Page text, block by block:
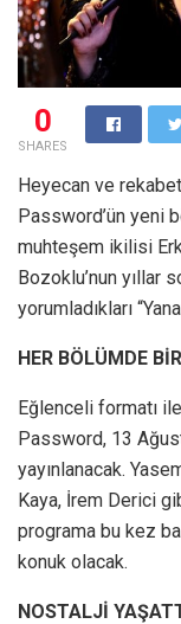
0
SHARES
Heyecan ve
Password’ün yeni
muhteşem ikilisi
Bozoklu’nun yıllar
yorumladıkları
HER BÖLÜMDE
Eğlenceli formatı
Password, 13
yayınlanacak.
Kaya, İrem Derici
programa bu kez
konuk olacak.
NOSTALJİ